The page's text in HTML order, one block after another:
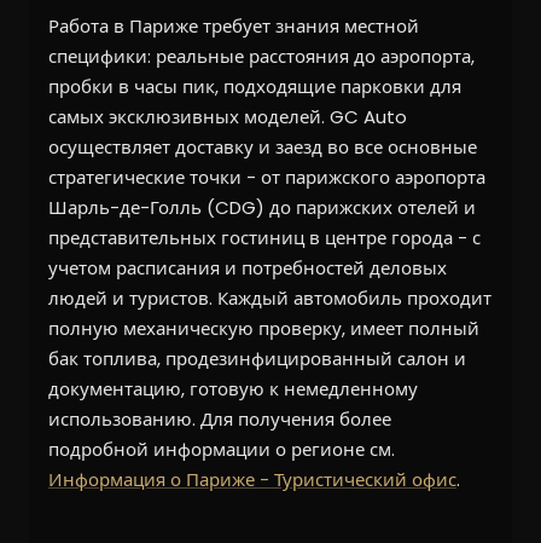
Работа в Париже требует знания местной
специфики: реальные расстояния до аэропорта,
пробки в часы пик, подходящие парковки для
самых эксклюзивных моделей. GC Auto
осуществляет доставку и заезд во все основные
стратегические точки - от парижского аэропорта
Шарль-де-Голль (CDG) до парижских отелей и
представительных гостиниц в центре города - с
учетом расписания и потребностей деловых
людей и туристов. Каждый автомобиль проходит
полную механическую проверку, имеет полный
бак топлива, продезинфицированный салон и
документацию, готовую к немедленному
использованию. Для получения более
подробной информации о регионе см.
Информация о Париже - Туристический офис.